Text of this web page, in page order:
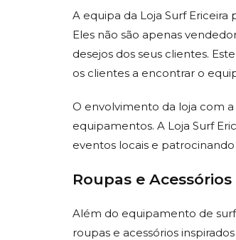
A equipa da Loja Surf
Eles não são apenas
desejos dos seus clientes.
os clientes a encontrar o
O envolvimento da loja com
equipamentos. A Loja Surf
eventos locais e patrocinando
Roupas e
Além do equipamento de
roupas e acessórios